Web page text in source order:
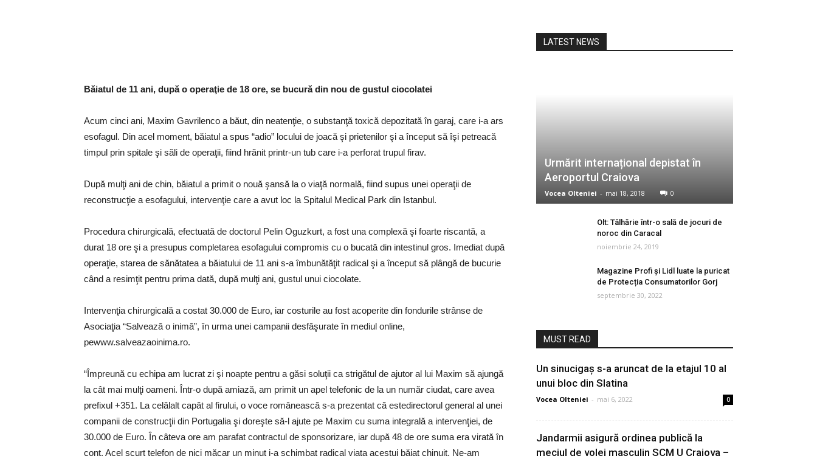
Băiatul de 11 ani, după o operaţie de 18 ore, se bucură din nou de gustul ciocolatei
Acum cinci ani, Maxim Gavrilenco a băut, din neatenţie, o substanţă toxică depozitată în garaj, care i-a ars
esofagul. Din acel moment, băiatul a spus “adio” locului de joacă şi prietenilor şi a început să îşi petreacă
timpul prin spitale şi săli de operaţii, fiind hrănit printr-un tub care i-a perforat trupul firav.
După mulţi ani de chin, băiatul a primit o nouă şansă la o viaţă normală, fiind supus unei operaţii de
reconstrucţie a esofagului, intervenţie care a avut loc la Spitalul Medical Park din Istanbul.
Procedura chirurgicală, efectuată de doctorul Pelin Oguzkurt, a fost una complexă şi foarte riscantă, a
durat 18 ore şi a presupus completarea esofagului compromis cu o bucată din intestinul gros. Imediat după
operaţie, starea de sănătatea a băiatului de 11 ani s-a îmbunătăţit radical şi a început să plângă de bucurie
când a resimţit pentru prima dată, după mulţi ani, gustul unui ciocolate.
Intervenţia chirurgicală a costat 30.000 de Euro, iar costurile au fost acoperite din fondurile strânse de
Asociaţia “Salvează o inimă”, în urma unei campanii desfăşurate în mediul online,
pewww.salveazaoinima.ro.
“Împreună cu echipa am lucrat zi şi noapte pentru a găsi soluţii ca strigătul de ajutor al lui Maxim să ajungă
la cât mai mulţi oameni. Într-o după amiază, am primit un apel telefonic de la un număr ciudat, care avea
prefixul +351. La celălalt capăt al firului, o voce românească s-a prezentat că estedirectorul general al unei
companii de construcţii din Portugalia şi doreşte să-l ajute pe Maxim cu suma integrală a intervenţiei, de
30.000 de Euro. În câteva ore am parafat contractul de sponsorizare, iar după 48 de ore suma era virată în
cont. Acel scurt telefon de nici măcar un minut i-a schimbat radical viaţa acestui băiat chinuit. Ne-am
LATEST NEWS
Urmărit internațional depistat în
Aeroportul Craiova
Vocea Olteniei - mai 18, 2018 0
Olt: Tâlhărie într-o sală de jocuri de
noroc din Caracal
noiembrie 24, 2019
Magazine Profi și Lidl luate la puricat
de Protecția Consumatorilor Gorj
septembrie 30, 2022
MUST READ
Un sinucigaș s-a aruncat de la etajul 10 al
unui bloc din Slatina
Vocea Olteniei - mai 6, 2022 0
Jandarmii asigură ordinea publică la
meciul de volei masculin SCM U Craiova –